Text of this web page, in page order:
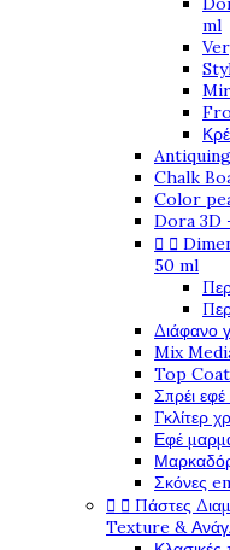
ml
Chalk
Color
Dora 3D
 
50 ml
Διάφανο
Mix
Top Coat
Σπρέι
Γκλίτερ
Εφέ
Σκόνες
  Πάστες
Texture &